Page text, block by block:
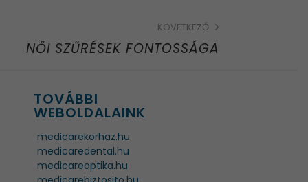
KÖVETKEZŐ
NŐI SZŰRÉSEK FONTOSSÁGA
TOVÁBBI
WEBOLDALAINK
medicarekorhaz.hu
medicaredental.hu
medicareoptika.hu